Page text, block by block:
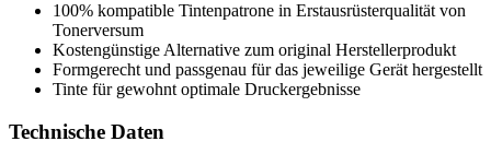
100% kompatible Tintenpatrone in Erstausrüsterqualität von
Tonerversum
Kostengünstige Alternative zum original Herstellerprodukt
Formgerecht und passgenau für das jeweilige Gerät hergestellt
Tinte für gewohnt optimale Druckergebnisse
Technische Daten